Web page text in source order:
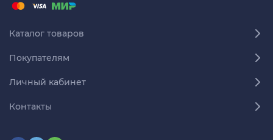
Каталог товаров
Покупателям
Личный кабинет
Контакты